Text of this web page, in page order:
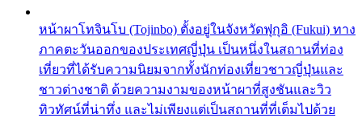
หน้าผาโทจินโบ (Tojinbo) ตั้งอยู่ในจังหวัดฟุกุอิ (Fukui) ทาง
ภาคตะวันออกของประเทศญี่ปุ่น เป็นหนึ่งในสถานที่ท่อง
เที่ยวที่ได้รับความนิยมจากทั้งนักท่องเที่ยวชาวญี่ปุ่นและ
ชาวต่างชาติ ด้วยความงามของหน้าผาที่สูงชันและวิว
ทิวทัศน์ที่น่าทึ่ง และไม่เพียงแต่เป็นสถานที่ที่เต็มไปด้วย